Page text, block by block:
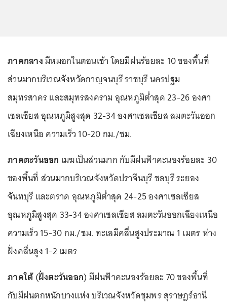
ภาคกลางมีหมอกในตอนเช้า โดยมีฝนร้อยละ 10 ของพื้นที่
ส่วนมากบริเวณจังหวัดกาญจนบุรี ราชบุรี นครปฐม
สมุทรสาคร และสมุทรสงคราม อุณหภูมิต่ำสุด 23-26 องศา
เซลเซียส อุณหภูมิสูงสุด 32-34 องศาเซลเซียส ลมตะวันออก
เฉียงเหนือ ความเร็ว 10-20 กม./ชม.
ภาคตะวันออก เมฆเป็นส่วนมาก กับมีฝนฟ้าคะนองร้อยละ 30
ของพื้นที่ ส่วนมากบริเวณจังหวัดปราจีนบุรี ชลบุรี ระยอง
จันทบุรี และตราด อุณหภูมิต่ำสุด 24-25 องศาเซลเซียส
อุณหภูมิสูงสุด 33-34 องศาเซลเซียส ลมตะวันออกเฉียงเหนือ
ความเร็ว 15-30 กม./ชม. ทะเลมีคลื่นสูงประมาณ 1 เมตร ห่าง
ฝั่งคลื่นสูง 1-2 เมตร
ภาคใต้(ฝั่งตะวันออก) มีฝนฟ้าคะนองร้อยละ 70 ของพื้นที่
กับมีฝนตกหนักบางแห่ง บริเวณจังหวัดชุมพร สุราษฎร์ธานี